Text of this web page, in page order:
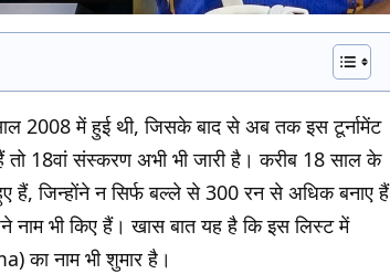
2008 में हुई थी, जिसके बाद से अब तक इस टूर्नामेंट
18वां संस्करण अभी भी जारी है। करीब 18 साल के
हैं, जिन्होंने न सिर्फ बल्ले से 300 रन से अधिक बनाए हैं
भी किए हैं। खास बात यह है कि इस लिस्ट में
का नाम भी शुमार है।